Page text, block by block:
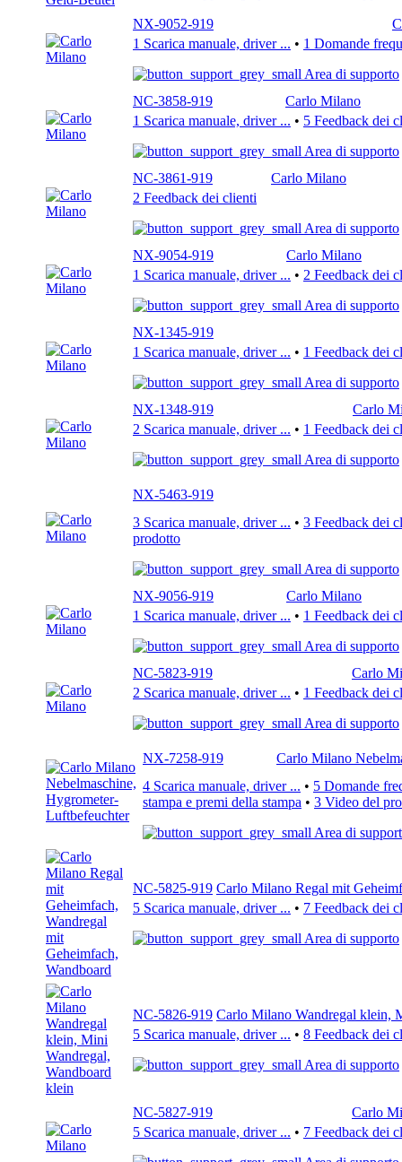
NX-9052-919
1 Scarica manuale, driver ... • 1 Domande
Area di supporto
NC-3858-919
Carlo Milano
1 Scarica manuale, driver ... • 5 Feedback dei
Area di supporto
NC-3861-919
Carlo Milano
2 Feedback dei clienti
Area di supporto
NX-9054-919
Carlo Milano
1 Scarica manuale, driver ... • 2 Feedback dei
Area di supporto
NX-1345-919
1 Scarica manuale, driver ... • 1 Feedback dei
Area di supporto
NX-1348-919
Carlo
2 Scarica manuale, driver ... • 1 Feedback dei
Area di supporto
NX-5463-919
3 Scarica manuale, driver ... • 3 Feedback dei
prodotto
Area di supporto
NX-9056-919
Carlo Milano
1 Scarica manuale, driver ... • 1 Feedback dei
Area di supporto
NC-5823-919
Carlo
2 Scarica manuale, driver ... • 1 Feedback dei
Area di supporto
NX-7258-919
Carlo Milano
4 Scarica manuale, driver ... • 5 Domande
stampa e premi della stampa • 3 Video del
Area di
NC-5825-919 Carlo Milano Regal mit
5 Scarica manuale, driver ... • 7 Feedback dei
Area di supporto
NC-5826-919 Carlo Milano Wandregal klein,
5 Scarica manuale, driver ... • 8 Feedback dei
Area di supporto
NC-5827-919
Carlo
5 Scarica manuale, driver ... • 7 Feedback dei